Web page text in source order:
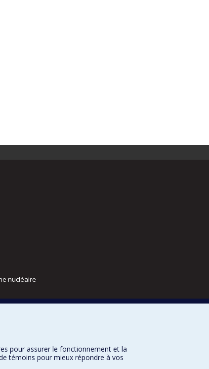
nucléaire
pour assurer le fonctionnement et la
témoins pour mieux répondre à vos